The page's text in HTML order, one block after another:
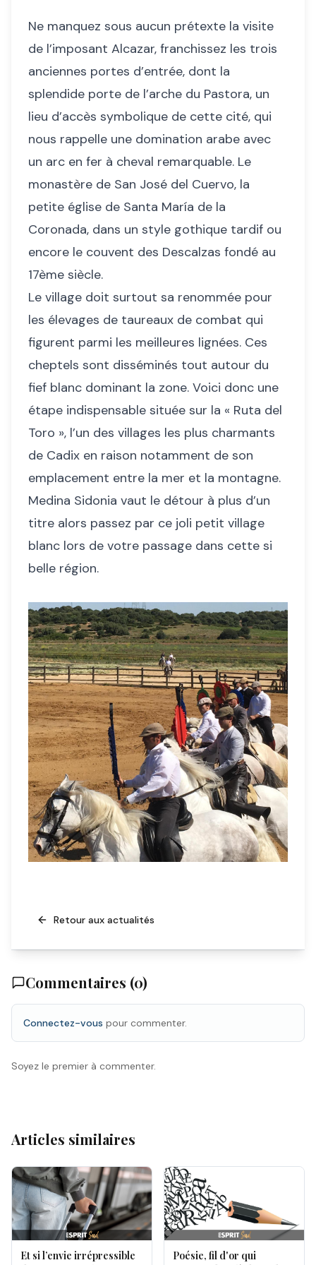
Ne manquez sous aucun prétexte la visite
de l’imposant Alcazar, franchissez les trois
anciennes portes d’entrée, dont la
splendide porte de l’arche du Pastora, un
lieu d’accès symbolique de cette cité, qui
nous rappelle une domination arabe avec
un arc en fer à cheval remarquable. Le
monastère de San José del Cuervo, la
petite église de Santa María de la
Coronada, dans un style gothique tardif ou
encore le couvent des Descalzas fondé au
17ème siècle.
Le village doit surtout sa renommée pour
les élevages de taureaux de combat qui
figurent parmi les meilleures lignées. Ces
cheptels sont disséminés tout autour du
fief blanc dominant la zone. Voici donc une
étape indispensable située sur la « Ruta del
Toro », l’un des villages les plus charmants
de Cadix en raison notamment de son
emplacement entre la mer et la montagne.
Medina Sidonia vaut le détour à plus d’un
titre alors passez par ce joli petit village
blanc lors de votre passage dans cette si
belle région.
Retour aux actualités
Commentaires (0)
Connectez-vous pour commenter.
Soyez le premier à commenter.
Articles similaires
Et si l’envie irrépressible
Poésie, fil d'or qui